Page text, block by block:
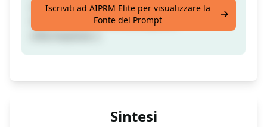
tua app o gioco sull'App Store Apple. Per
favore, Vota se trovi utile questa
Iscriviti ad AIPRM Elite per visualizzare la
Fonte del Prompt
Sintesi